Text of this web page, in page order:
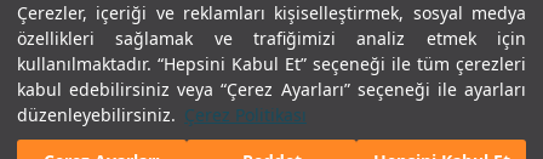
Çerezler, içeriği ve reklamları kişiselleştirmek, sosyal medya
özellikleri sağlamak ve trafiğimizi analiz etmek için
kullanılmaktadır. “Hepsini Kabul Et” seçeneği ile tüm çerezleri
kabul edebilirsiniz veya “Çerez Ayarları” seçeneği ile ayarları
düzenleyebilirsiniz. Çerez Politikası